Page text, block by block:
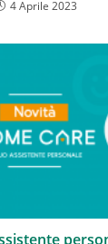
4 Aprile 2023